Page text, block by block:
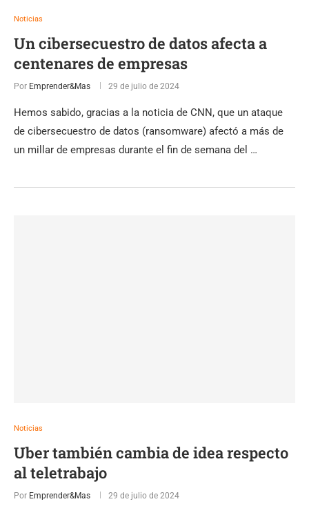
Noticias
Un cibersecuestro de datos afecta a
centenares de empresas
Por Emprender&Mas 29 de julio de 2024
Hemos sabido, gracias a la noticia de CNN, que un ataque
de cibersecuestro de datos (ransomware) afectó a más de
un millar de empresas durante el fin de semana del …
Noticias
Uber también cambia de idea respecto
al teletrabajo
Por Emprender&Mas 29 de julio de 2024